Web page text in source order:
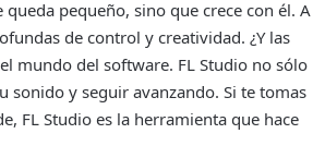
pequeño, sino que crece con él. A
de control y creatividad. ¿Y las
mundo del software. FL Studio no sólo
sonido y seguir avanzando. Si te tomas
FL Studio es la herramienta que hace